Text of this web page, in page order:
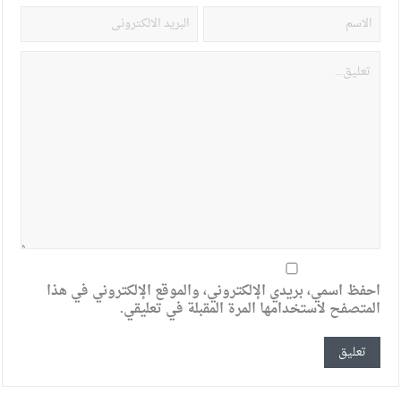
احفظ اسمي، بريدي الإلكتروني، والموقع الإلكتروني في هذا
المتصفح لاستخدامها المرة المقبلة في تعليقي.